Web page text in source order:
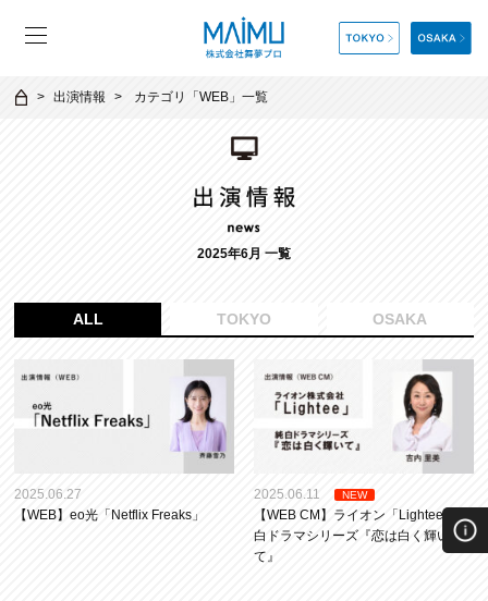
出演情報 カテゴリ「WEB 」一覧
2025年6月 一覧
ALL TOKYO OSAKA
2025.06.27
【WEB】eo光「Netflix Freaks」
2025.06.11 NEW
【WEB CM】ライオン「Lightee」純
白ドラマシリーズ『恋は白く輝い
て』